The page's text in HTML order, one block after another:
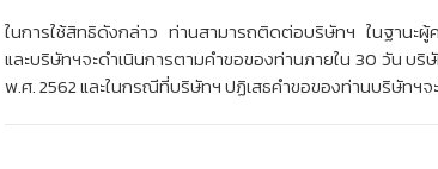
ในการใช้สิทธิดังกล่าว ท่านสามารถติดต่อบริษัทฯ ในฐานะ
และบริษัทฯจะดำเนินการตามคำขอของท่านภายใน 30 วัน
พ.ศ. 2562 และในกรณีที่บริษัทฯ ปฏิเสธคำขอของท่านบริษัทฯ